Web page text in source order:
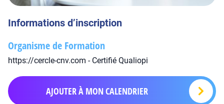
Informations d’inscription
Organisme de Formation
https://cercle-cnv.com - Certifié Qualiopi
AJOUTER À MON CALENDRIER